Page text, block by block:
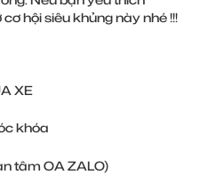
hội siêu khủng này nhé !!!
XE
khóa
tâm OA ZALO)